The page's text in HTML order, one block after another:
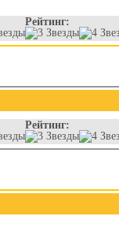
Рейтинг:
Рейтинг: